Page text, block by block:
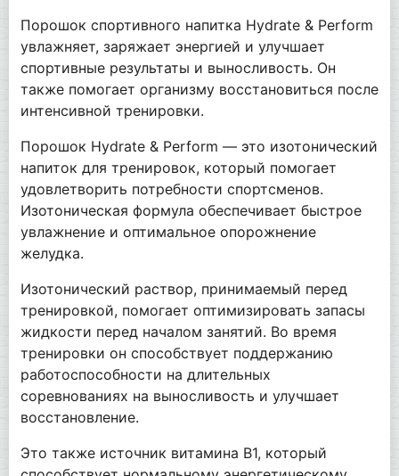
Порошок спортивного напитка Hydrate & Perform
увлажняет, заряжает энергией и улучшает
спортивные результаты и выносливость. Он
также помогает организму восстановиться после
интенсивной тренировки.
Порошок Hydrate & Perform — это изотонический
напиток для тренировок, который помогает
удовлетворить потребности спортсменов.
Изотоническая формула обеспечивает быстрое
увлажнение и оптимальное опорожнение
желудка.
Изотонический раствор, принимаемый перед
тренировкой, помогает оптимизировать запасы
жидкости перед началом занятий. Во время
тренировки он способствует поддержанию
работоспособности на длительных
соревнованиях на выносливость и улучшает
восстановление.
Это также источник витамина B1, который